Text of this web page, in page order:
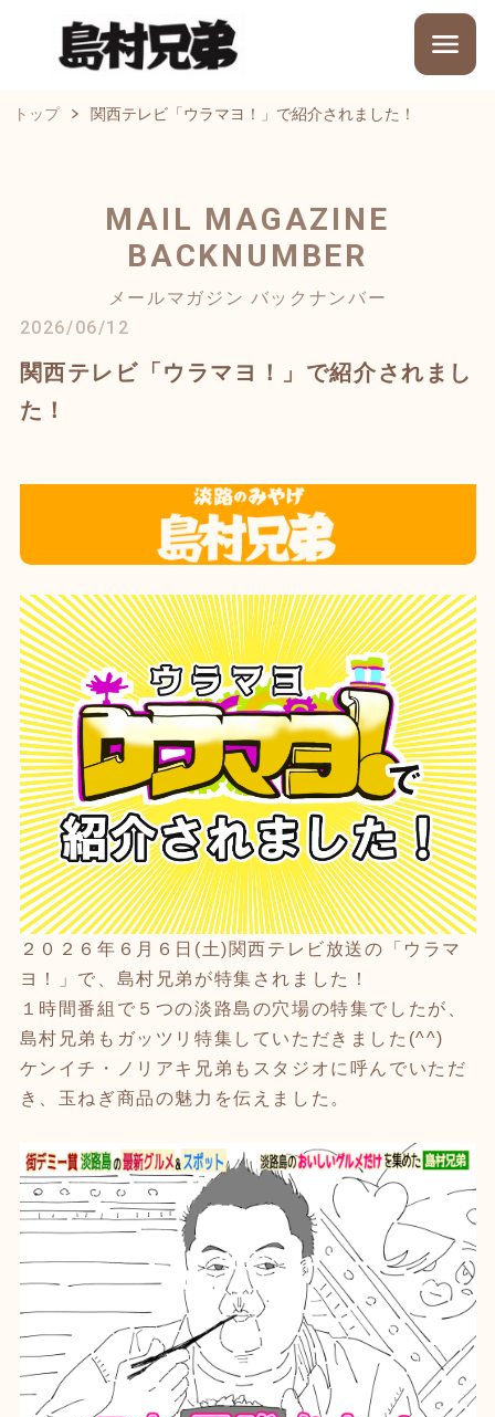
トップ 関西テレビ「ウラマヨ！」で紹介されました！
MAIL MAGAZINE
BACKNUMBER
メールマガジン バックナンバー
2026/06/12
関西テレビ「ウラマヨ！」で紹介されまし
た！
２０２６年６月６日(土)関西テレビ放送の「ウラマ
ヨ！」で、島村兄弟が特集されました！
１時間番組で５つの淡路島の穴場の特集でしたが、
島村兄弟もガッツリ特集していただきました(^^)
ケンイチ・ノリアキ兄弟もスタジオに呼んでいただ
き、玉ねぎ商品の魅力を伝えました。